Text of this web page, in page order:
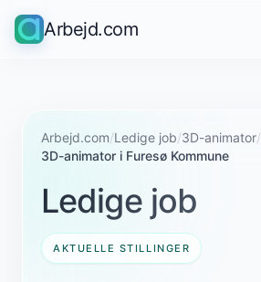
Arbejd.com
Arbejd.com/Ledige job/3D-animator/
3D-animator i Furesø Kommune
Ledige job
AKTUELLE STILLINGER